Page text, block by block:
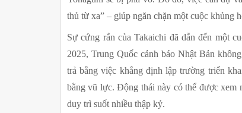
thủ từ xa” – giúp ngăn chặn một cuộc khủng
Sự cứng rắn của Takaichi đã dẫn đến một
2025, Trung Quốc cảnh báo Nhật Bản
trả bằng việc khẳng định lập trường triển
bằng vũ lực. Động thái này có thể được xem
duy trì suốt nhiều thập kỷ.